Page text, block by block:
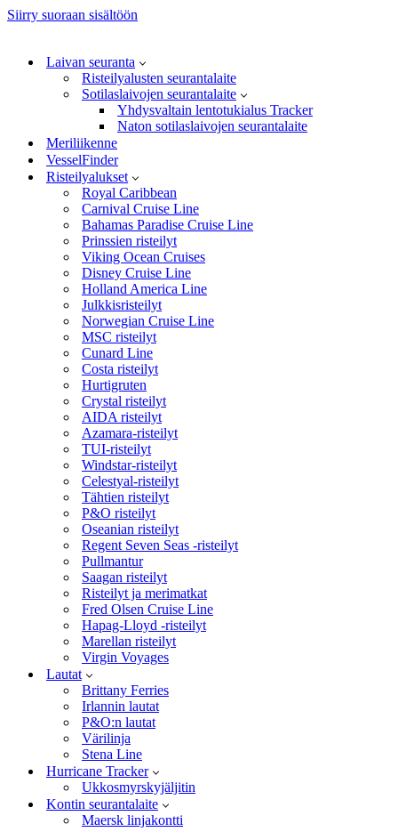
Siirry suoraan sisältöön
Laivan seuranta
Risteilyalusten seurantalaite
Sotilaslaivojen seurantalaite
Yhdysvaltain lentotukialus Tracker
Naton sotilaslaivojen seurantalaite
Meriliikenne
VesselFinder
Risteilyalukset
Royal Caribbean
Carnival Cruise Line
Bahamas Paradise Cruise Line
Prinssien risteilyt
Viking Ocean Cruises
Disney Cruise Line
Holland America Line
Julkkisristeilyt
Norwegian Cruise Line
MSC risteilyt
Cunard Line
Costa risteilyt
Hurtigruten
Crystal risteilyt
AIDA risteilyt
Azamara-risteilyt
TUI-risteilyt
Windstar-risteilyt
Celestyal-risteilyt
Tähtien risteilyt
P&O risteilyt
Oseanian risteilyt
Regent Seven Seas -risteilyt
Pullmantur
Saagan risteilyt
Risteilyt ja merimatkat
Fred Olsen Cruise Line
Hapag-Lloyd -risteilyt
Marellan risteilyt
Virgin Voyages
Lautat
Brittany Ferries
Irlannin lautat
P&O:n lautat
Värilinja
Stena Line
Hurricane Tracker
Ukkosmyrskyjäljitin
Kontin seurantalaite
Maersk linjakontti